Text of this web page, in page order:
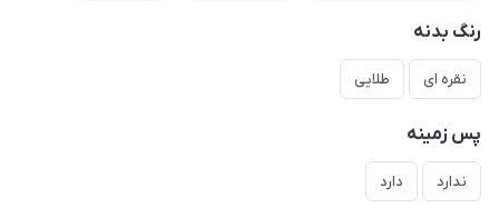
رنگ بدنه
نقره ای طلایی
پس زمینه
ندارد دارد